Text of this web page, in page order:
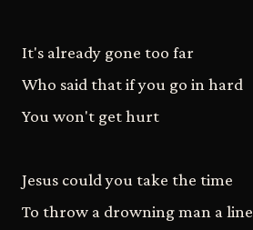
It's already gone too far
Who said that if you go in hard
You won't get hurt
Jesus could you take the time
To throw a drowning man a line